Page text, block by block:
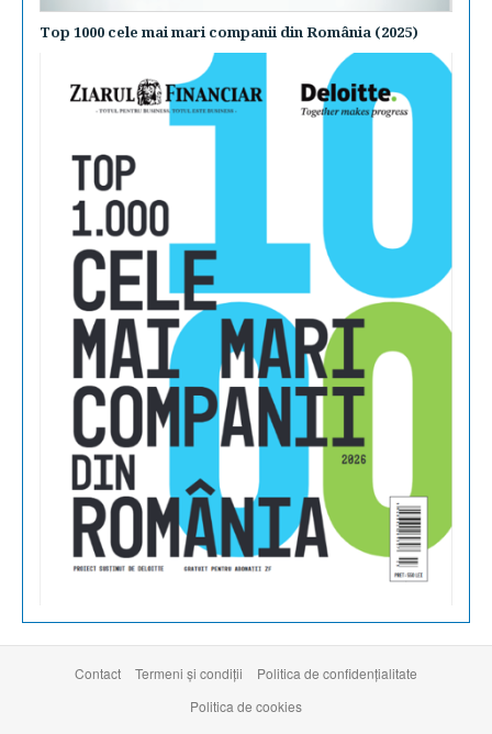
Top 1000 cele mai mari companii din România (2025)
Contact Termeni şi condiţii
Politica de confidențialitate
Politica de cookies